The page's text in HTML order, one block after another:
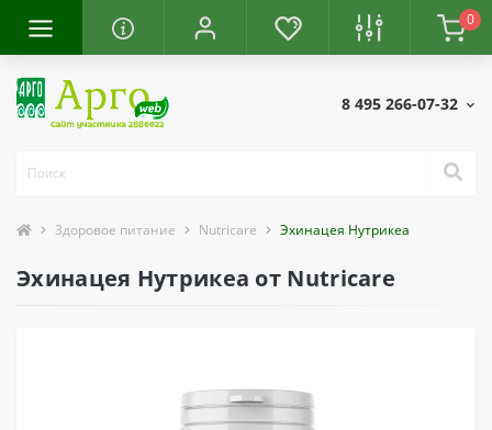
0
8 495 266-07-32
Здоровое питание Nutricare Эхинацея Нутрикеа
Эхинацея Нутрикеа от Nutricare